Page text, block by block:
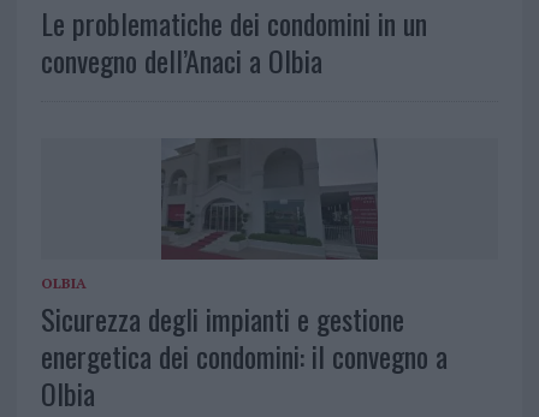
Le problematiche dei condomini in un
convegno dell’Anaci a Olbia
OLBIA
Sicurezza degli impianti e gestione
energetica dei condomini: il convegno a
Olbia